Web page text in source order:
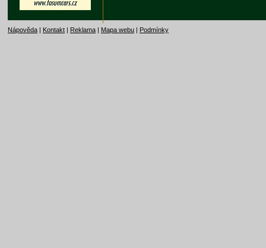
Nápověda | Kontakt | Reklama | Mapa webu | Podmínky